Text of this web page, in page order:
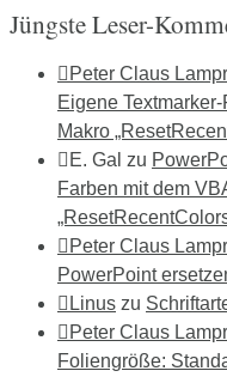
Jüngste Leser-
Peter Claus
Eigene
Makro
E. Gal zu
Farben mit dem
Peter Claus
PowerPoint
Linus zu
Peter Claus
Foliengröße: